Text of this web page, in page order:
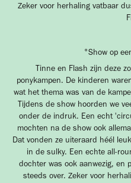
Zeker voor herhaling vatbaar
°Show op
Tinne en Flash zijn deze
ponykampen. De kinderen
wat het thema was van de
Tijdens de show hoorden we
onder de indruk. Een echt
mochten na de show ook
Dat vonden ze uiteraard héél
in de sulky. Een echte all-
dochter was ook aanwezig, en
steeds over. Zeker voor